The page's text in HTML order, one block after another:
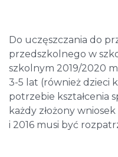
Do uczęszczania do
przedszkolnego w
szkolnym 2019/2020
3-5 lat (również dzieci
potrzebie kształcenia
każdy złożony
i 2016 musi być